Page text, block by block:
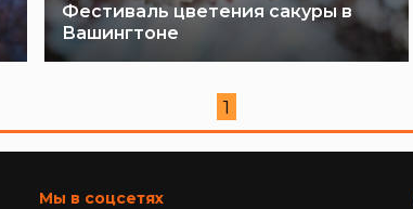
Фестиваль цветения сакуры в
Вашингтоне
1
Мы в соцсетях